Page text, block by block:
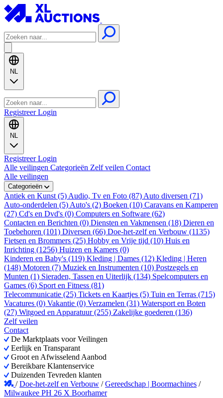
NL
RegistreerLogin
NL
RegistreerLogin
Alle veilingen Categorieën Zelf veilen Contact
Alle veilingen
Categorieën
Antiek en Kunst (5) Audio, Tv en Foto (87) Auto diversen (71)
Auto-onderdelen (5) Auto's (2) Boeken (10) Caravans en Kamperen
(27) Cd's en Dvd's (0) Computers en Software (62)
Contacten en Berichten (0) Diensten en Vakmensen (18) Dieren en
Toebehoren (101) Diversen (66) Doe-het-zelf en Verbouw (1135)
Fietsen en Brommers (25) Hobby en Vrije tijd (10) Huis en
Inrichting (1256) Huizen en Kamers (0)
Kinderen en Baby's (119) Kleding | Dames (12) Kleding | Heren
(148) Motoren (7) Muziek en Instrumenten (10) Postzegels en
Munten (1) Sieraden, Tassen en Uiterlijk (134) Spelcomputers en
Games (6) Sport en Fitness (81)
Telecommunicatie (25) Tickets en Kaartjes (5) Tuin en Terras (715)
Vacatures (0) Vakantie (0) Verzamelen (31) Watersport en Boten
(27) Witgoed en Apparatuur (255) Zakelijke goederen (136)
Zelf veilen
Contact
De Marktplaats voor Veilingen
Eerlijk en Transparant
Groot en Afwisselend Aanbod
Bereikbare Klantenservice
Duizenden Tevreden klanten
/Doe-het-zelf en Verbouw /Gereedschap | Boormachines /
Milwaukee PH 26 X Boorhamer